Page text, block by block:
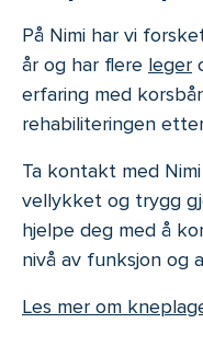
På Nimi har vi
år og har flere leger
erfaring med
rehabiliteringen
Ta kontakt med
vellykket og trygg
hjelpe deg med å
nivå av funksjon og
Les mer om